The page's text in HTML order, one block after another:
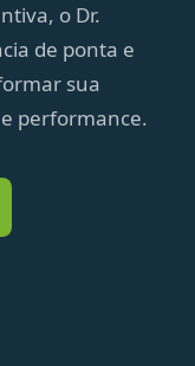
o Dr.
de ponta e
sua
performance.